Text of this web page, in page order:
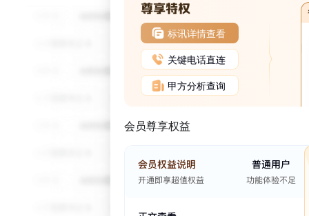
标讯详情查看
关键电话直连
甲方分析查询
会员尊享权益